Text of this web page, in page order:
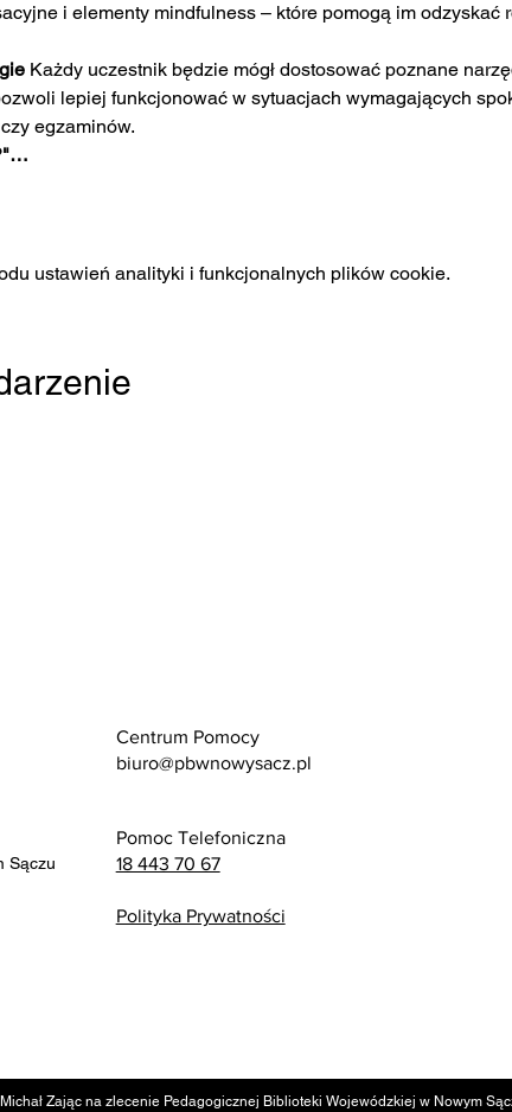
i elementy mindfulness – które pomogą im odzyskać
Każdy uczestnik będzie mógł dostosować poznane
lepiej funkcjonować w sytuacjach wymagających
egzaminów.
ustawień analityki i funkcjonalnych plików cookie.
Sączu
Centrum Pomocy
biuro@pbwnowysacz.pl
Pomoc Telefoniczna
18 443 70 67
Polityka Prywatności
Zając na zlecenie Pedagogicznej Biblioteki Wojewódzkiej w Nowym